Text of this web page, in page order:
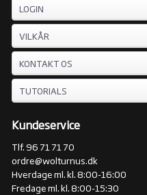
LOGIN
VILKÅR
KONTAKT OS
TUTORIALS
Kundeservice
Tlf. 96 71 71 70
ordre@wolturnus.dk
Hverdage ml. kl. 8:00-16:00
Fredage ml. kl. 8:00-15:30